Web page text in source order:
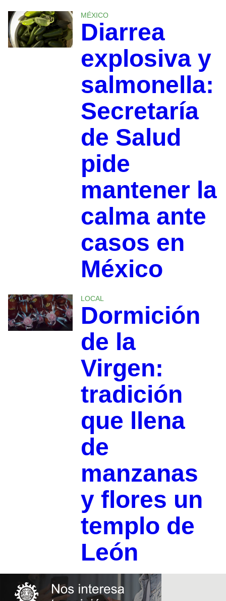
MÉXICO
Diarrea
explosiva y
salmonella:
Secretaría
de Salud
pide
mantener la
calma ante
casos en
México
LOCAL
Dormición
de la
Virgen:
tradición
que llena
de
manzanas
y flores un
templo de
León